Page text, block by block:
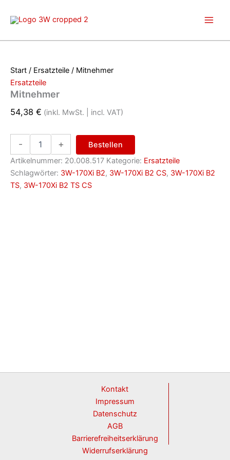
Inhalt
Start / Ersatzteile / Mitnehmer
Ersatzteile
Mitnehmer
54,38 € (inkl. MwSt. | incl. VAT)
-
Mitnehmer
+
Bestellen
Artikelnummer: 20.008.517 Kategorie: Ersatzteile
Schlagwörter: 3W-170Xi B2, 3W-170Xi B2 CS, 3W-170Xi B2
TS, 3W-170Xi B2 TS CS
Kontakt
Impressum
Datenschutz
AGB
Barrierefreiheitserklärung
Widerrufserklärung